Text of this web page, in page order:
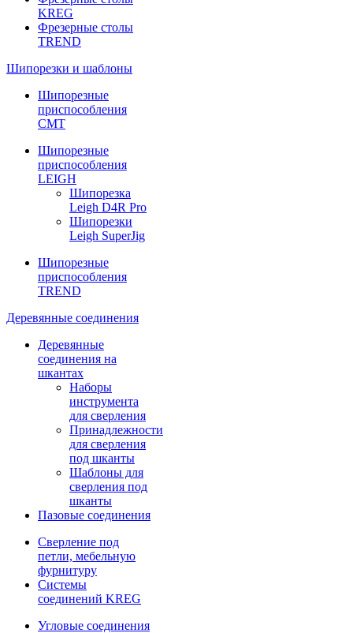
KREG
Фрезерные столы
TREND
Шипорезки и шаблоны
Шипорезные
приспособления
CMT
Шипорезные
приспособления
LEIGH
Шипорезка
Leigh D4R Pro
Шипорезки
Leigh SuperJig
Шипорезные
приспособления
TREND
Деревянные соединения
Деревянные
соединения на
шкантах
Наборы
инструмента
для сверления
Принадлежности
для сверления
под шканты
Шаблоны для
сверления под
шканты
Пазовые соединения
Сверление под
петли, мебельную
фурнитуру
Системы
соединений KREG
Угловые соединения